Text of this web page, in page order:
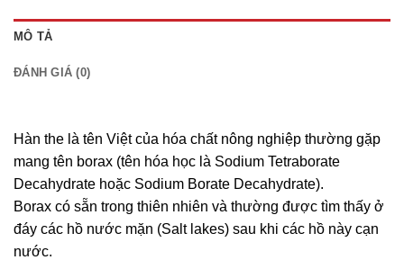
MÔ TẢ
ĐÁNH GIÁ (0)
Hàn the là tên Việt của hóa chất nông nghiệp thường gặp
mang tên borax (tên hóa học là Sodium Tetraborate
Decahydrate hoặc Sodium Borate Decahydrate).
Borax có sẵn trong thiên nhiên và thường được tìm thấy ở
đáy các hồ nước mặn (Salt lakes) sau khi các hồ này cạn
nước.